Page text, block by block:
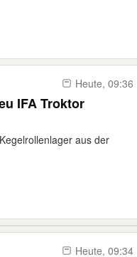
Heute, 09:36
IFA Troktor
aus der
Heute, 09:34